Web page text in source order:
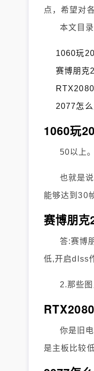
点，希望对
本文目录
1060玩
赛博朋克
2077怎
1060玩
50以上。
也就是
能够达到30
赛博朋
答:赛博
低,开启dlss
2.那些
你是旧
是主板比较